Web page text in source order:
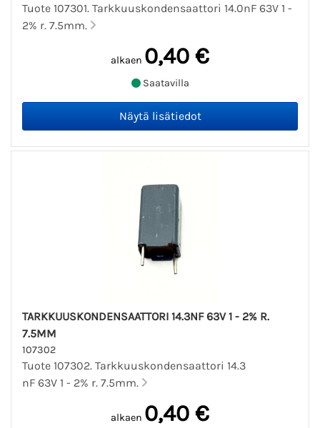
Tuote 107301. Tarkkuuskondensaattori 14.0nF 63V 1 -
2% r. 7.5mm.
alkaen 0,40 €
Saatavilla
TARKKUUSKONDENSAATTORI 14.3NF 63V 1 - 2% R.
7.5MM
107302
Tuote 107302. Tarkkuuskondensaattori 14.3
nF 63V 1 - 2% r. 7.5mm.
alkaen 0,40 €